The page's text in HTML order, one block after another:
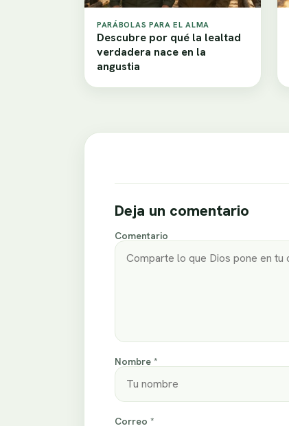
PARÁBOLAS PARA EL ALMA
Descubre por qué la lealtad
verdadera nace en la
angustia
Deja un comentario
Comentario
Nombre *
Correo *